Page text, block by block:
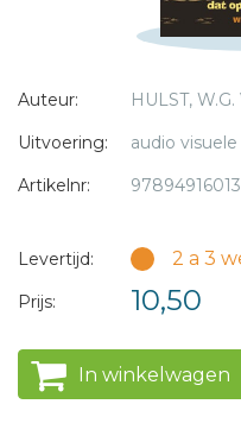
Auteur:
HULST,
Uitvoering:
audio
Artikelnr:
Levertijd: 2 a 3
Prijs: 10,50
In winkelwagen